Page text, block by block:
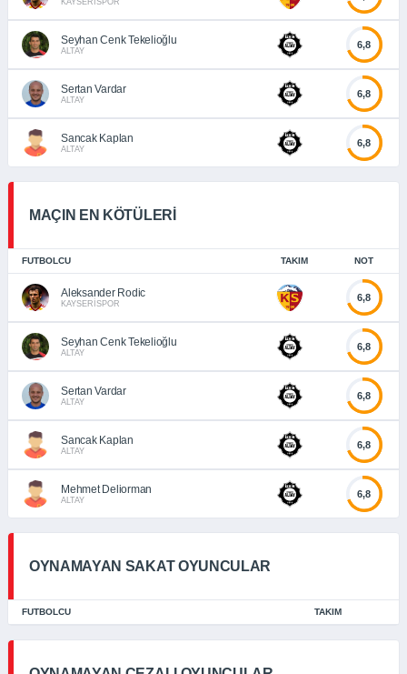
Seyhan Cenk Tekelioğlu
ALTAY
6,8
Sertan Vardar
ALTAY
6,8
Sancak Kaplan
ALTAY
6,8
MAÇIN EN KÖTÜLERİ
FUTBOLCU TAKIM NOT
Aleksander Rodic
KAYSERİSPOR
6,8
Seyhan Cenk Tekelioğlu
ALTAY
6,8
Sertan Vardar
ALTAY
6,8
Sancak Kaplan
ALTAY
6,8
Mehmet Deliorman
ALTAY
6,8
OYNAMAYAN SAKAT OYUNCULAR
FUTBOLCU TAKIM